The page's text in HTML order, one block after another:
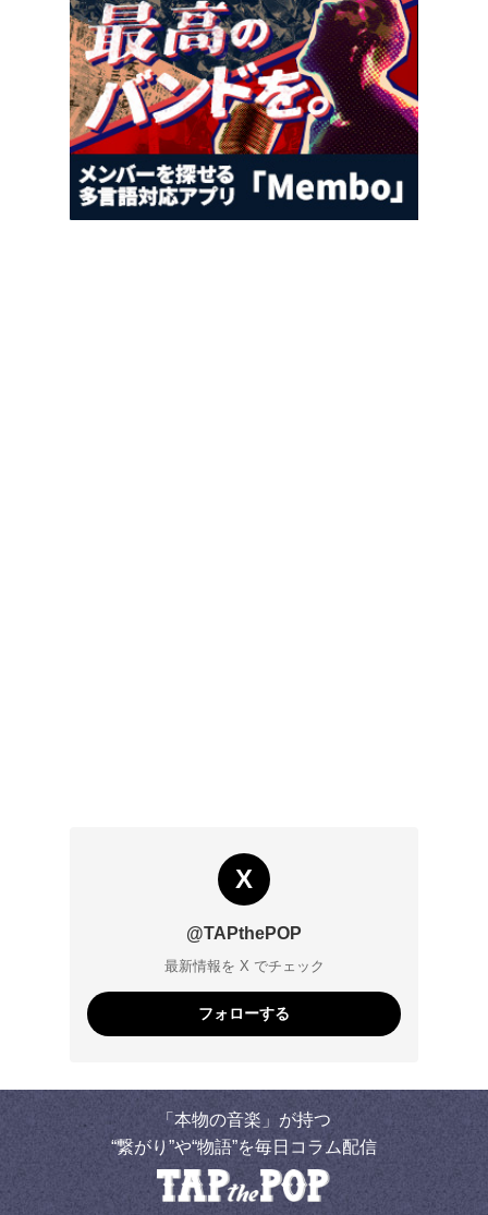
X
@TAPthePOP
最新情報を X でチェック
フォローする
「本物の音楽」が持つ
“繋がり”や“物語”を毎日コラム配信